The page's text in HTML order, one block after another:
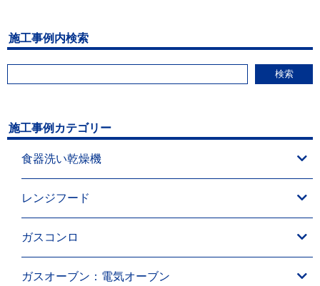
施工事例内検索
検索
施工事例カテゴリー
食器洗い乾燥機
レンジフード
ガスコンロ
ガスオーブン：電気オーブン